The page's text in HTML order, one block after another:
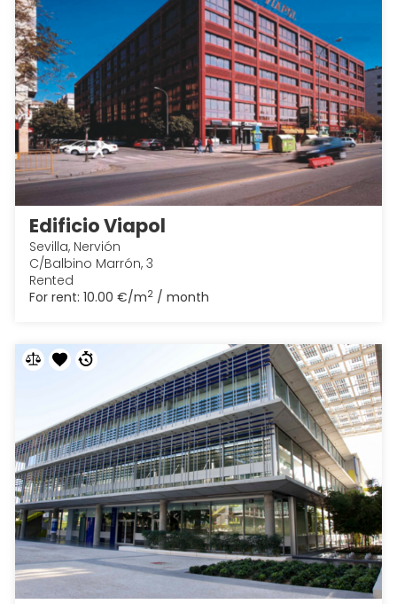
Edificio Viapol
Sevilla, Nervión
C/Balbino Marrón, 3
Rented
For rent: 10.00 €/m2 / month